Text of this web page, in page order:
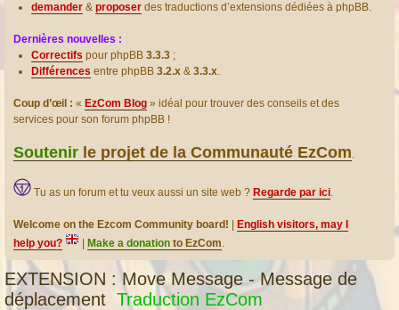
demander & proposer des traductions d’extensions dédiées à phpBB.
Dernières nouvelles :
Correctifs pour phpBB 3.3.3 ;
Différences entre phpBB 3.2.x & 3.3.x.
Coup d’œil : « EzCom Blog » idéal pour trouver des conseils et des
services pour son forum phpBB !
Soutenir le projet de la Communauté EzCom.
Tu as un forum et tu veux aussi un site web ? Regarde par ici.
Welcome on the Ezcom Community board!
English visitors, may I
help you?
Make a donation to EzCom.
EXTENSION : Move Message - Message de
déplacement Traduction EzCom